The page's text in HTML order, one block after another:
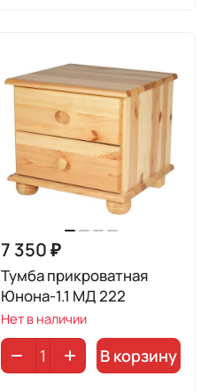
7 350 ₽
Тумба прикроватная
Юнона-1.1 МД 222
Нет в наличии
В корзину